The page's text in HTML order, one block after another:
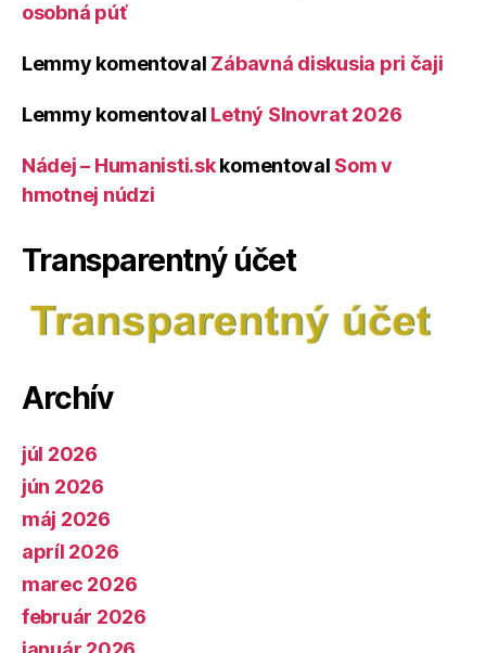
osobná púť
Lemmy komentoval Zábavná diskusia pri čaji
Lemmy komentoval Letný Slnovrat 2026
Nádej – Humanisti.skkomentoval Som v
hmotnej núdzi
Transparentný účet
Archív
júl 2026
jún 2026
máj 2026
apríl 2026
marec 2026
február 2026